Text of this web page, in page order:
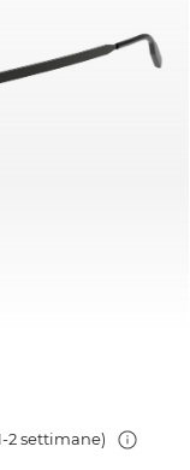
2 settimane)